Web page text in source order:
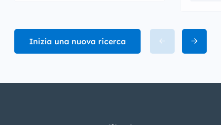
Inizia una nuova ricerca